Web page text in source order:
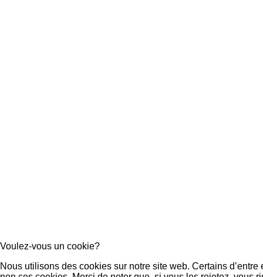
Voulez-vous un cookie?
Nous utilisons des cookies sur notre site web. Certains